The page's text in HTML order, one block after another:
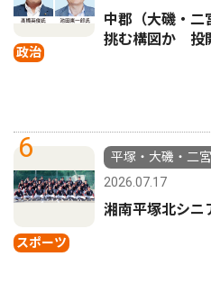
政治
中郡（大磯・
挑む構図か 投
6
スポーツ
平塚・大磯・二
2026.07.17
湘南平塚北シニ